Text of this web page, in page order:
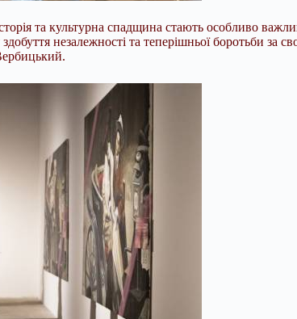
та культурна спадщина стають особливо
здобуття незалежності та теперішньої боротьби